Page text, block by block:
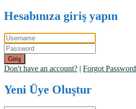
Hesabınıza giriş yapın
Giriş
Don't have an account? | Forgot Password
Yeni Üye Oluştur